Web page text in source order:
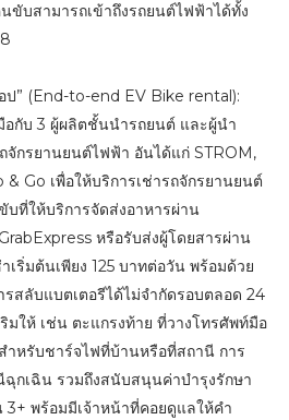
ขับสามารถเข้าถึงรถยนต์ไฟฟ้าได้ทั้ง
ป” (End-to-end EV Bike rental):
กับ 3 ผู้ผลิตชั้นนำรถยนต์ และผู้นำ
กรยานยนต์ไฟฟ้า อันได้แก่ STROM,
Go เพื่อให้บริการเช่ารถจักรยานยนต์
ที่ให้บริการจัดส่งอาหารผ่าน
หรือรับส่งผู้โดยสารผ่าน
เริ่มต้นเพียง 125 บาทต่อวัน พร้อมด้วย
สลับแบตเตอรีได้ไม่จำกัดรอบตลอด 24
มให้ เช่น ตะแกรงท้าย ที่วางโทรศัพท์มือ
ำหรับชาร์จไฟที่บ้านหรือที่สถานี การ
กเฉิน รวมถึงสนับสนุนค่าบำรุงรักษา
พร้อมมีเจ้าหน้าที่คอยดูแลให้คำ